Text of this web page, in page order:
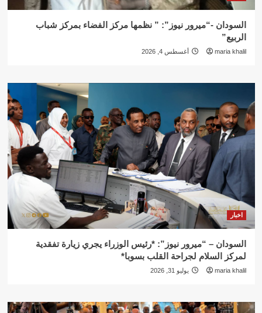
السودان -“ميرور نيوز”: ” نظمها مركز الفضاء بمركز شباب
الربيع”
maria khalil أغسطس 4, 2026
اخبار
السودان – “ميرور نيوز”: *رئيس الوزراء يجري زيارة تفقدية
لمركز السلام لجراحة القلب بسوبا*
maria khalil يوليو 31, 2026